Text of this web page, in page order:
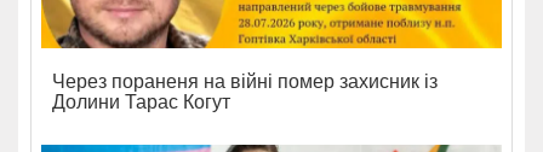
Через пораненя на війні помер захисник із
Долини Тарас Когут